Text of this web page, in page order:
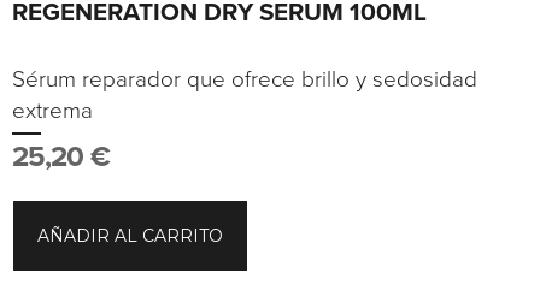
REGENERATION DRY SERUM 100ML
Sérum reparador que ofrece brillo y sedosidad
extrema
25,20 €
AÑADIR AL CARRITO